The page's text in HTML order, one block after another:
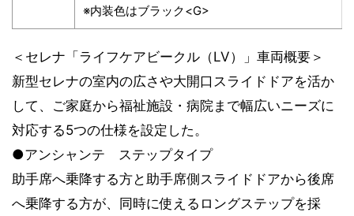
※内装色はブラック<G>
＜セレナ「ライフケアビークル（LV）」車両概要＞
新型セレナの室内の広さや大開口スライドドアを活か
して、ご家庭から福祉施設・病院まで幅広いニーズに
対応する5つの仕様を設定した。
●アンシャンテ ステップタイプ
助手席へ乗降する方と助手席側スライドドアから後席
へ乗降する方が、同時に使えるロングステップを採